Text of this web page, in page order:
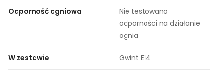
Odporność ogniowa
Nie testowano
odporności na działanie
ognia
W zestawie Gwint E14